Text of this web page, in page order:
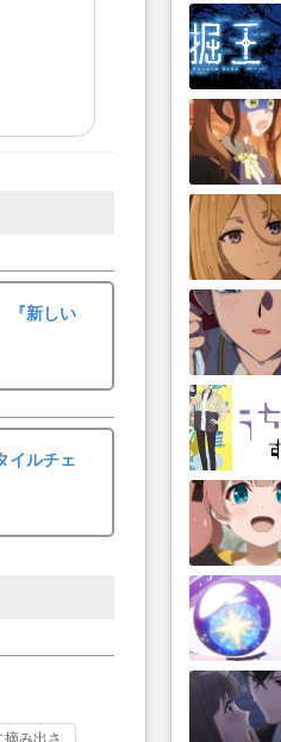
新しい
イルチェ
み出さ